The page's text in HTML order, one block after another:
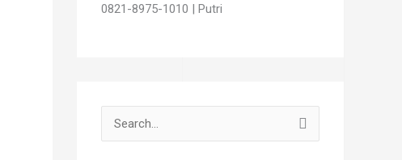
0821-8975-1010 | Putri